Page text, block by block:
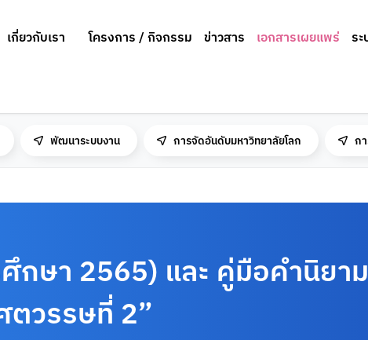
เกี่ยวกับเรา โครงการ / กิจกรรม ข่าวสาร เอกสารเผยแพร่ ระ
พัฒนาระบบงาน การจัดอันดับมหาวิทยาลัยโลก ก
กษา 2565) และ คู่มือคำนิยา
ตวรรษที่ 2”